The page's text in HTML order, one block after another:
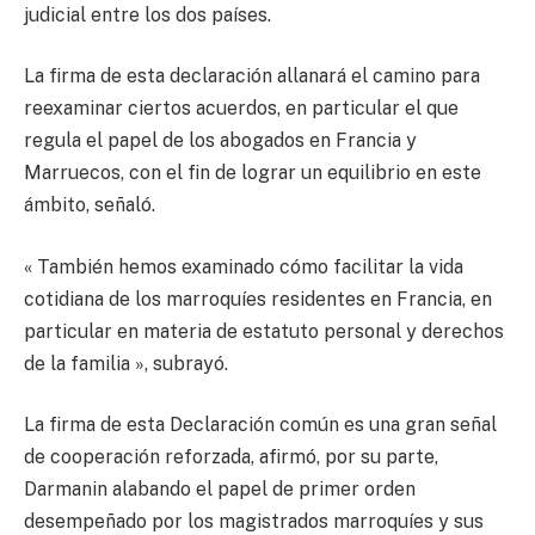
judicial entre los dos países.
La firma de esta declaración allanará el camino para
reexaminar ciertos acuerdos, en particular el que
regula el papel de los abogados en Francia y
Marruecos, con el fin de lograr un equilibrio en este
ámbito, señaló.
« También hemos examinado cómo facilitar la vida
cotidiana de los marroquíes residentes en Francia, en
particular en materia de estatuto personal y derechos
de la familia », subrayó.
La firma de esta Declaración común es una gran señal
de cooperación reforzada, afirmó, por su parte,
Darmanin alabando el papel de primer orden
desempeñado por los magistrados marroquíes y sus